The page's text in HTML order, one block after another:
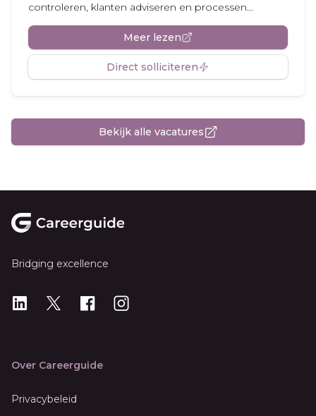
controleren, klanten adviseren en processen...
Meer lezen
Direct solliciteren
Bekijk alle vacatures
Bridging excellence
LinkedIn
X Instagram
Over Careerguide
Privacybeleid